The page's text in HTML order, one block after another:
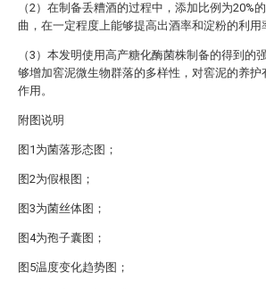
（2）在制备丢糟酒的过程中，添加比例为20%
曲，在一定程度上能够提高出酒率和淀粉的利用
（3）本发明使用高产糖化酶菌株制备的得到的
够增加窖泥微生物群落的多样性，对窖泥的养护
作用。
附图说明
图1为菌落形态图；
图2为假根图；
图3为菌丝体图；
图4为孢子囊图；
图5温度变化趋势图；